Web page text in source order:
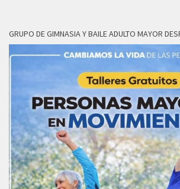
GRUPO DE GIMNASIA Y BAILE ADULTO MAYOR